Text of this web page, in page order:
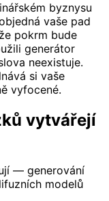
byznysu
vaše pad
pokrm bude
generátor
neexistuje.
si vaše
vyfocené.
vytvářejí
— generování
modelů